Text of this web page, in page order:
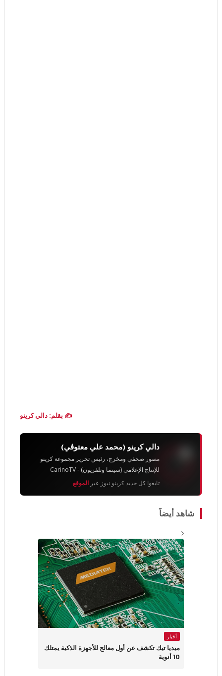
✍️ بقلم: دالي كرينو
دالي كرينو (محمد علي معتوڨي)
مصور صحفي ومخرج، رئيس تحرير مجموعة كرينو
للإنتاج الإعلامي (سينما وتلفزيون) - CarinoTV
تابعوا كل جديد كرينو نيوز عبر الموقع
شاهد أيضاً
أخبار
ميديا تيك تكشف عن أول معالج للأجهزة الذكية يمتلك
10 أنوية